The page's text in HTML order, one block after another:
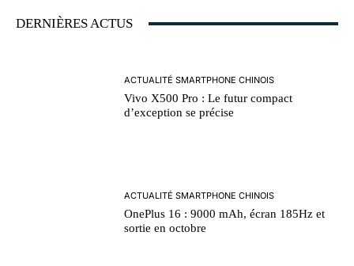
DERNIÈRES ACTUS
ACTUALITÉ SMARTPHONE CHINOIS
Vivo X500 Pro : Le futur compact
d’exception se précise
ACTUALITÉ SMARTPHONE CHINOIS
OnePlus 16 : 9000 mAh, écran 185Hz et
sortie en octobre